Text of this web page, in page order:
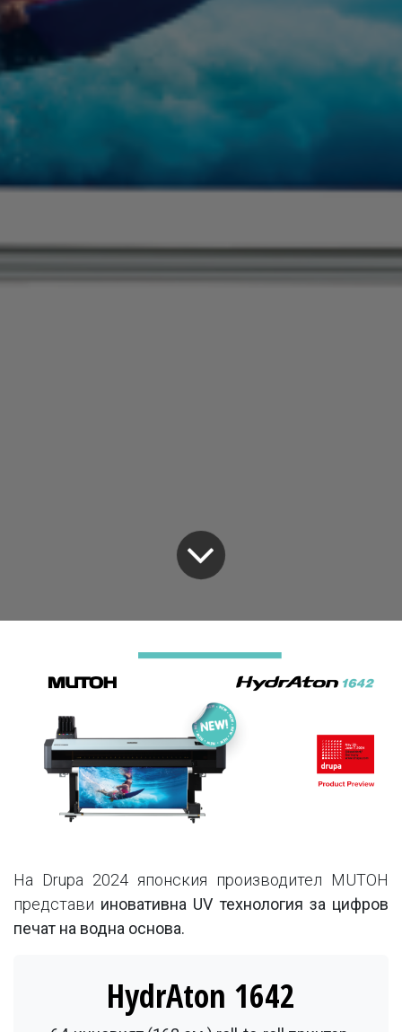
На Drupa 2024 японския производител MUTOH
представи иновативна UV технология за цифров
печат на водна основа.
HydrAton 1642